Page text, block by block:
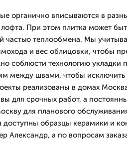
органично вписываются в
При этом плитка может
частью теплообмена. Мы
и вес облицовки, чтобы
соблюсти технологию укладки
между швами, чтобы исключить
реализованы в домах
для срочных работ, а
для планового
доступны образцы керамики и
Александр, а по вопросам